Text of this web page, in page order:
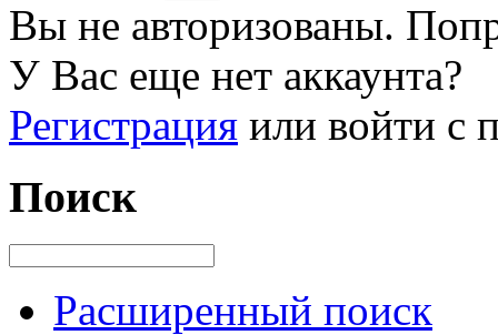
Вы не авторизованы.
У Вас еще нет аккаунта?
Регистрация или войти с
Поиск
Расширенный поиск